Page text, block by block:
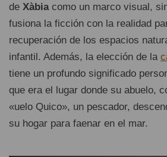
de Xàbiacomo un marco visual,
fusiona la ficción con la realidad
recuperación de los espacios
infantil. Además, la elección de la
tiene un profundo significado
que era el lugar donde su abuelo,
«uelo Quico», un pescador,
su hogar para faenar en el mar.